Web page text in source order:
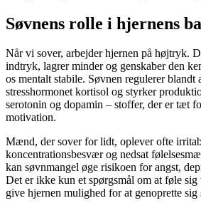
Søvnens rolle i hjernens
Når vi sover, arbejder hjernen på højtryk.
indtryk, lagrer minder og genskaber den
os mentalt stabile. Søvnen regulerer blandt
stresshormonet kortisol og styrker
serotonin og dopamin – stoffer, der er tæt
motivation.
Mænd, der sover for lidt, oplever ofte
koncentrationsbesvær og nedsat
kan søvnmangel øge risikoen for angst,
Det er ikke kun et spørgsmål om at føle
give hjernen mulighed for at genoprette sig